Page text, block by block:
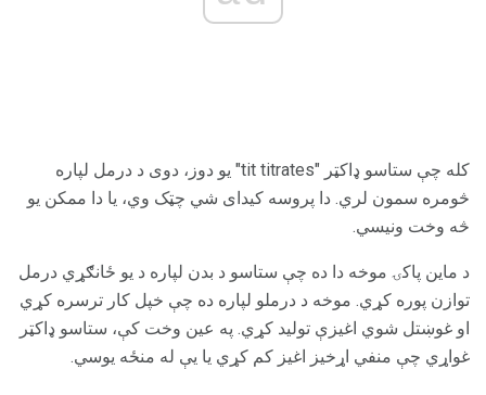
کله چې ستاسو ډاکټر "tit titrates" یو دوز، دوی د درمل لپاره
څومره سمون لري. دا پروسه کیدای شي چټک وي، یا دا ممکن یو
څه وخت ونیسي.
د ماین پاکۍ موخه دا ده چې ستاسو د بدن لپاره د یو ځانګړي درمل
توازن پوره کړي. موخه د درملو لپاره ده چې خپل کار ترسره کړي
او غوښتل شوي اغیزې تولید کړي. په عین وخت کې، ستاسو ډاکټر
غواړي چې منفي اړخیز اغیز کم کړي یا یې له منځه یوسي.